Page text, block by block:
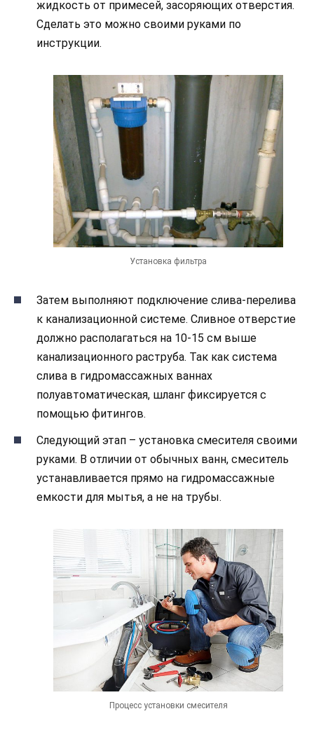
жидкость от примесей, засоряющих отверстия.
Сделать это можно своими руками по
инструкции.
Установка фильтра
Затем выполняют подключение слива-перелива
к канализационной системе. Сливное отверстие
должно располагаться на 10-15 см выше
канализационного раструба. Так как система
слива в гидромассажных ваннах
полуавтоматическая, шланг фиксируется с
помощью фитингов.
Следующий этап – установка смесителя своими
руками. В отличии от обычных ванн, смеситель
устанавливается прямо на гидромассажные
емкости для мытья, а не на трубы.
Процесс установки смесителя